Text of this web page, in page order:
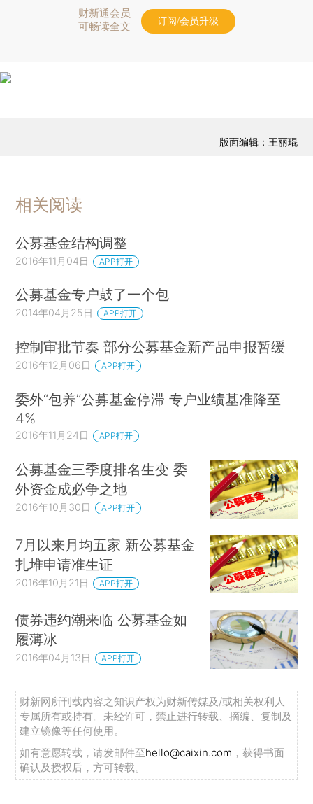
财新通会员
可畅读全文
订阅/会员升级
版面编辑：王丽琨
相关阅读
公募基金结构调整
2016年11月04日 APP打开
公募基金专户鼓了一个包
2014年04月25日 APP打开
控制审批节奏 部分公募基金新产品申报暂缓
2016年12月06日 APP打开
委外“包养”公募基金停滞 专户业绩基准降至
4%
2016年11月24日 APP打开
公募基金三季度排名生变 委
外资金成必争之地
2016年10月30日 APP打开
7月以来月均五家 新公募基金
扎堆申请准生证
2016年10月21日 APP打开
债券违约潮来临 公募基金如
履薄冰
2016年04月13日 APP打开
财新网所刊载内容之知识产权为财新传媒及/或相关权利人
专属所有或持有。未经许可，禁止进行转载、摘编、复制及
建立镜像等任何使用。
如有意愿转载，请发邮件至hello@caixin.com ，获得书面
确认及授权后，方可转载。